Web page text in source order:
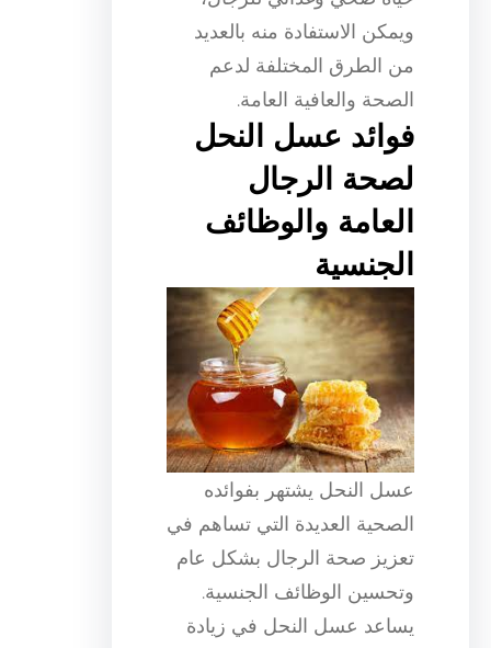
ويمكن الاستفادة منه بالعديد
من الطرق المختلفة لدعم
الصحة والعافية العامة.
فوائد عسل النحل
لصحة الرجال
العامة والوظائف
الجنسية
عسل النحل يشتهر بفوائده
الصحية العديدة التي تساهم في
تعزيز صحة الرجال بشكل عام
وتحسين الوظائف الجنسية.
يساعد عسل النحل في زيادة